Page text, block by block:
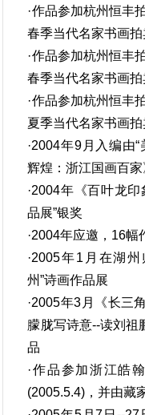
·作品参加杭州恒丰
春季当代名家书画拍
·作品参加杭州恒丰
春季当代名家书画拍
·作品参加杭州恒丰
夏季当代名家书画
·2004年9月入编由
辉煌：浙江国画百家
·2004年《百叶龙
品展”银奖
·2004年应邀，16幅
·2005年1月在湖
州”诗画作品展
·2005年3月《长三
朦胧写诗意--读刘祖
品
·作品参加浙江皓
(2005.5.4)，并由藏